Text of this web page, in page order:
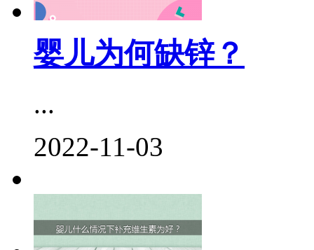
婴儿为何缺锌？
...
2022-11-03